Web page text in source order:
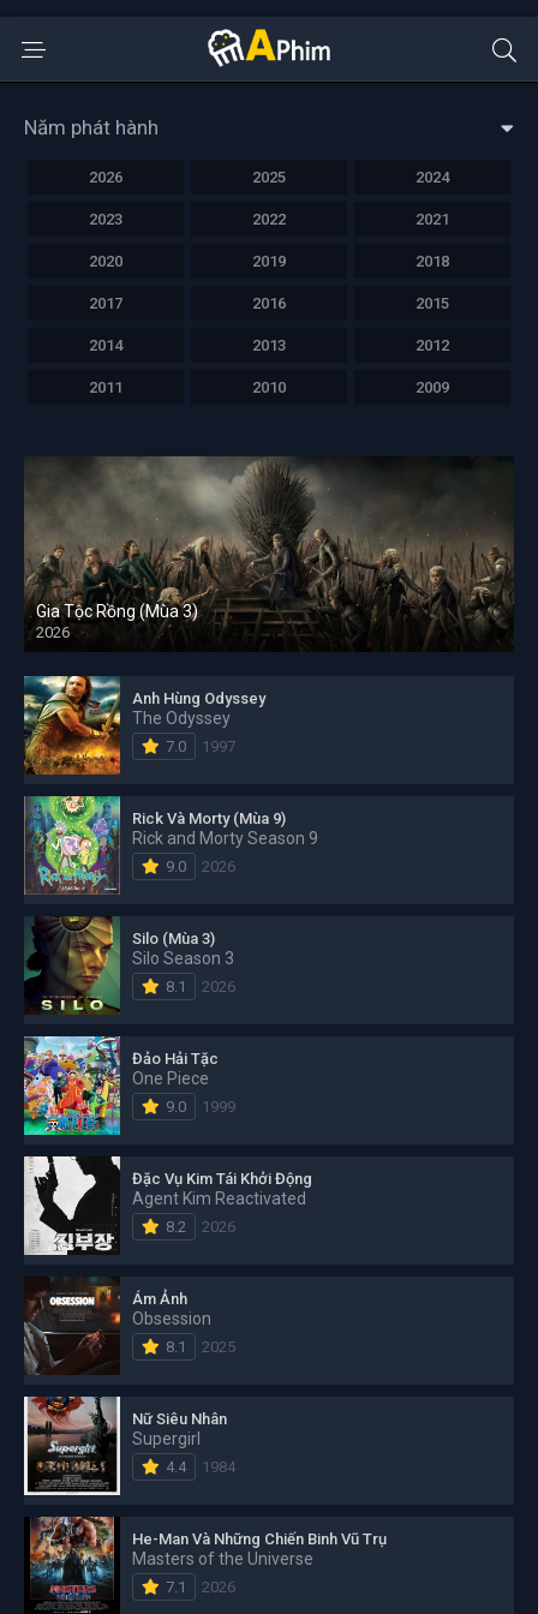
Năm phát hành
2026 2025 2024
2023 2022 2021
2020 2019 2018
2017 2016 2015
2014 2013 2012
2011 2010 2009
Gia Tộc Rồng (Mùa 3)
2026
Anh Hùng Odyssey
The Odyssey
7.0 1997
Rick Và Morty (Mùa 9)
Rick and Morty Season 9
9.0 2026
Silo (Mùa 3)
Silo Season 3
8.1 2026
Đảo Hải Tặc
One Piece
9.0 1999
Đặc Vụ Kim Tái Khởi Động
Agent Kim Reactivated
8.2 2026
Ám Ảnh
Obsession
8.1 2025
Nữ Siêu Nhân
Supergirl
4.4 1984
He-Man Và Những Chiến Binh Vũ Trụ
Masters of the Universe
7.1 2026